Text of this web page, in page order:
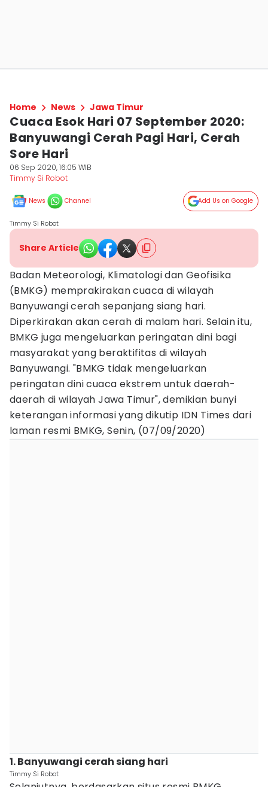
Home News Jawa Timur
Cuaca Esok Hari 07 September 2020:
Banyuwangi Cerah Pagi Hari, Cerah
Sore Hari
06 Sep 2020, 16:05 WIB
Timmy Si Robot
News Channel Add Us on Google
Timmy Si Robot
Share Article
Badan Meteorologi, Klimatologi dan Geofisika
(BMKG) memprakirakan cuaca di wilayah
Banyuwangi cerah sepanjang siang hari.
Diperkirakan akan cerah di malam hari. Selain itu,
BMKG juga mengeluarkan peringatan dini bagi
masyarakat yang beraktifitas di wilayah
Banyuwangi. "BMKG tidak mengeluarkan
peringatan dini cuaca ekstrem untuk daerah-
daerah di wilayah Jawa Timur", demikian bunyi
keterangan informasi yang dikutip IDN Times dari
laman resmi BMKG, Senin, (07/09/2020)
1. Banyuwangi cerah siang hari
Timmy Si Robot